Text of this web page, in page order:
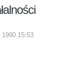
15:53